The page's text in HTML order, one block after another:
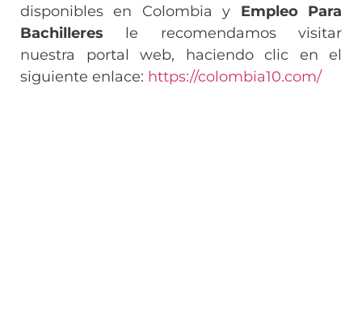
disponibles en Colombia y Empleo Para
Bachilleres le recomendamos visitar
nuestra portal web, haciendo clic en el
siguiente enlace: https://colombia10.com/